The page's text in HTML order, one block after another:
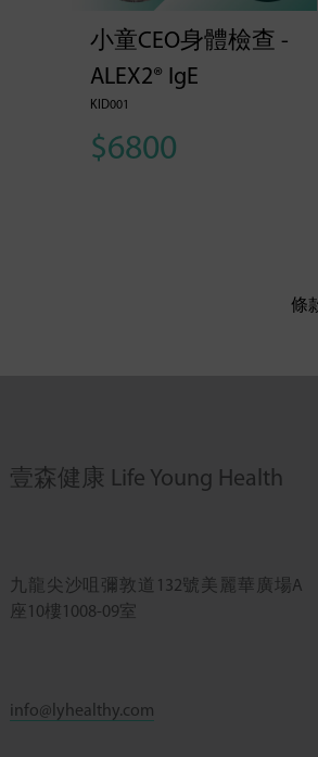
小童CEO身體檢查 -
ALEX2® IgE
KID001
$6800
條
壹森健康 Life Young Health
九龍尖沙咀彌敦道132號美麗華廣場A
座10樓1008-09室
info@lyhealthy.com